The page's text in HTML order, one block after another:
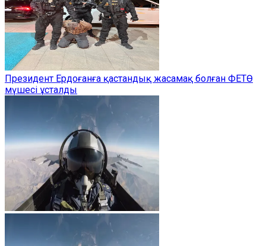
Президент Ердоғанға қастандық жасамақ болған ФЕТӨ
мүшесі ұсталды